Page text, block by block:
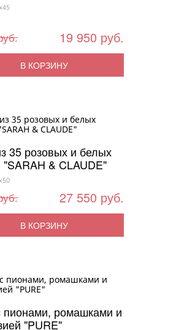
19 950 руб.
В КОРЗИНУ
35 розовых и белых
"SARAH & CLAUDE"
27 550 руб.
В КОРЗИНУ
пионами, ромашками и
"PURE"